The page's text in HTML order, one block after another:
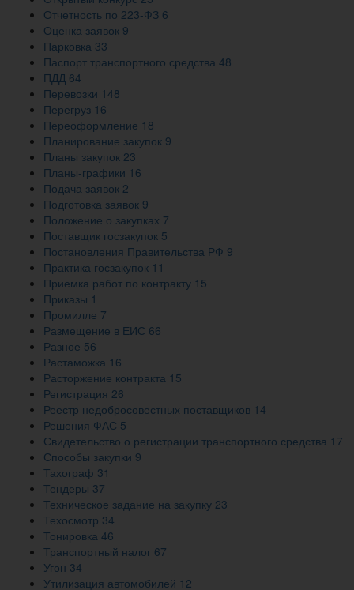
Отчетность по 223-ФЗ 6
Оценка заявок 9
Парковка 33
Паспорт транспортного средства 48
ПДД 64
Перевозки 148
Перегруз 16
Переоформление 18
Планирование закупок 9
Планы закупок 23
Планы-графики 16
Подача заявок 2
Подготовка заявок 9
Положение о закупках 7
Поставщик госзакупок 5
Постановления Правительства РФ 9
Практика госзакупок 11
Приемка работ по контракту 15
Приказы 1
Промилле 7
Размещение в ЕИС 66
Разное 56
Растаможка 16
Расторжение контракта 15
Регистрация 26
Реестр недобросовестных поставщиков 14
Решения ФАС 5
Свидетельство о регистрации транспортного средства 17
Способы закупки 9
Тахограф 31
Тендеры 37
Техническое задание на закупку 23
Техосмотр 34
Тонировка 46
Транспортный налог 67
Угон 34
Утилизация автомобилей 12